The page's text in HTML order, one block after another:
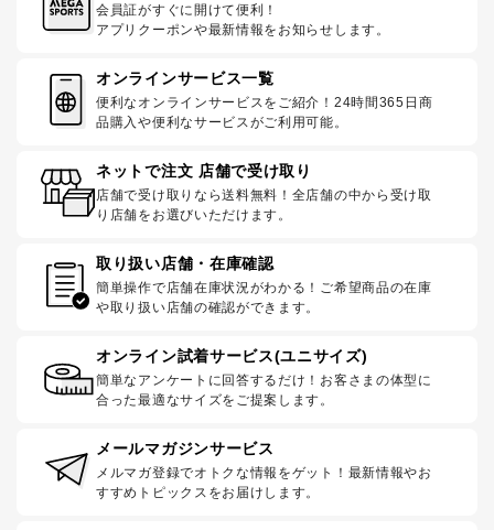
会員証がすぐに開けて便利！
アプリクーポンや最新情報をお知らせします。
オンラインサービス一覧
便利なオンラインサービスをご紹介！24時間365日商
品購入や便利なサービスがご利用可能。
ネットで注文 店舗で受け取り
店舗で受け取りなら送料無料！全店舗の中から受け取
り店舗をお選びいただけます。
取り扱い店舗・在庫確認
簡単操作で店舗在庫状況がわかる！ご希望商品の在庫
や取り扱い店舗の確認ができます。
オンライン試着サービス(ユニサイズ)
簡単なアンケートに回答するだけ！お客さまの体型に
合った最適なサイズをご提案します。
メールマガジンサービス
メルマガ登録でオトクな情報をゲット！最新情報やお
すすめトピックスをお届けします。